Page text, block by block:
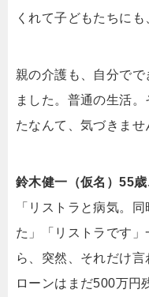
くれて子どもたちに
親の介護も、自分で
ました。普通の生活
たなんて、気づきませ
鈴木健一（仮名）55
「リストラと病気。
た」「リストラです
ら、突然、それだけ言
ローンはまだ500万円